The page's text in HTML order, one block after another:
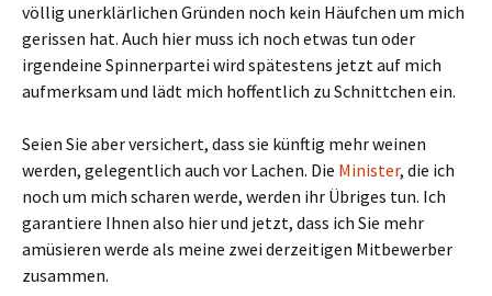
völlig unerklärlichen Gründen noch kein Häufchen um mich
gerissen hat. Auch hier muss ich noch etwas tun oder
irgendeine Spinnerpartei wird spätestens jetzt auf mich
aufmerksam und lädt mich hoffentlich zu Schnittchen ein.
Seien Sie aber versichert, dass sie künftig mehr weinen
werden, gelegentlich auch vor Lachen. Die Minister, die ich
noch um mich scharen werde, werden ihr Übriges tun. Ich
garantiere Ihnen also hier und jetzt, dass ich Sie mehr
amüsieren werde als meine zwei derzeitigen Mitbewerber
zusammen.